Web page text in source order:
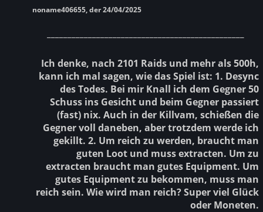
noname406655, der 24/04/2025
Ich denke, nach 2101 Raids und mehr als 500h,
kann ich mal sagen, wie das Spiel ist: 1. Desync
des Todes. Bei mir Knall ich dem Gegner 50
Schuss ins Gesicht und beim Gegner passiert
(fast) nix. Auch in der Killvam, schießen die
Gegner voll daneben, aber trotzdem werde ich
gekillt. 2. Um reich zu werden, braucht man
guten Loot und muss extracten. Um zu
extracten braucht man gutes Equipment. Um
gutes Equipment zu bekommen, muss man
reich sein. Wie wird man reich? Super viel Glück
oder Moneten.